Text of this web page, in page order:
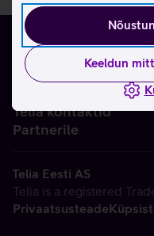
Keeldun
Telia kontaktid
Partnerile
Telia Eesti AS
Telia is a registered
Privaatsusteade